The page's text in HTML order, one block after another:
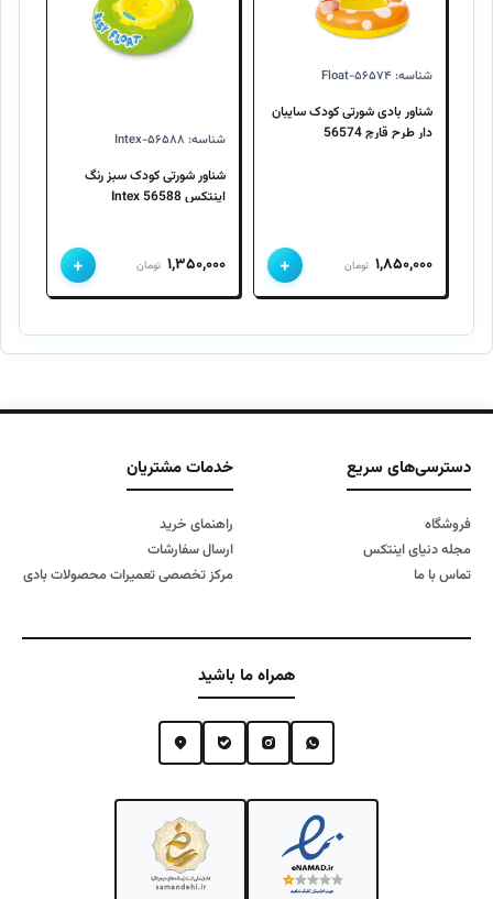
شناسه: Float-۵۶۵۷۴
شناور بادی شورتی کودک سایبان
دار طرح قارچ 56574
۱,۸۵۰,۰۰۰ تومان +
شناسه: Intex-۵۶۵۸۸
شناور شورتی کودک سبز رنگ
اینتکس 56588 Intex
۱,۳۵۰,۰۰۰ تومان +
دسترسی‌های سریع
فروشگاه
مجله دنیای اینتکس
تماس با ما
خدمات مشتریان
راهنمای خرید
ارسال سفارشات
مرکز تخصصی تعمیرات محصولات بادی
همراه ما باشید